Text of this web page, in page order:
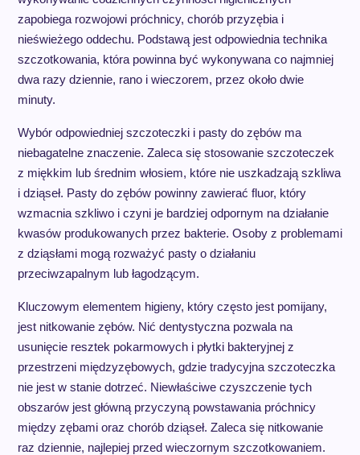
zapobiega rozwojowi próchnicy, chorób przyzębia i
nieświeżego oddechu. Podstawą jest odpowiednia technika
szczotkowania, która powinna być wykonywana co najmniej
dwa razy dziennie, rano i wieczorem, przez około dwie
minuty.
Wybór odpowiedniej szczoteczki i pasty do zębów ma
niebagatelne znaczenie. Zaleca się stosowanie szczoteczek
z miękkim lub średnim włosiem, które nie uszkadzają szkliwa
i dziąseł. Pasty do zębów powinny zawierać fluor, który
wzmacnia szkliwo i czyni je bardziej odpornym na działanie
kwasów produkowanych przez bakterie. Osoby z problemami
z dziąsłami mogą rozważyć pasty o działaniu
przeciwzapalnym lub łagodzącym.
Kluczowym elementem higieny, który często jest pomijany,
jest nitkowanie zębów. Nić dentystyczna pozwala na
usunięcie resztek pokarmowych i płytki bakteryjnej z
przestrzeni międzyzębowych, gdzie tradycyjna szczoteczka
nie jest w stanie dotrzeć. Niewłaściwe czyszczenie tych
obszarów jest główną przyczyną powstawania próchnicy
między zębami oraz chorób dziąseł. Zaleca się nitkowanie
raz dziennie, najlepiej przed wieczornym szczotkowaniem.